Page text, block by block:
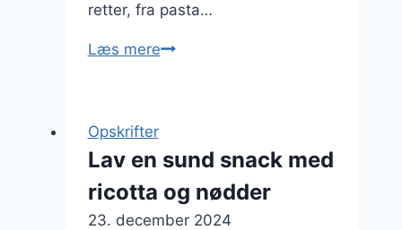
retter, fra pasta…
Læs mereRicotta
Opskrifter
Lav en sund snack med
ricotta og nødder
23. december 2024